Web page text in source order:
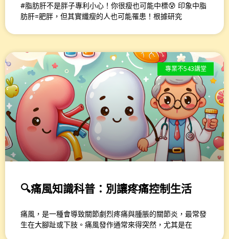
#脂肪肝不是胖子專利小心！你很瘦也可能中標😰 印象中脂
肪肝=肥胖，但其實纖瘦的人也可能罹患！根據研究
專業不543講堂
🔍痛風知識科普：別讓疼痛控制生活
痛風，是一種會導致關節劇烈疼痛與腫脹的關節炎，最常發
生在大腳趾或下肢。痛風發作通常來得突然，尤其是在